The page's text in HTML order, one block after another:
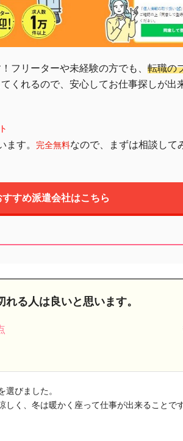
フリーターや未経験の方でも、 転職の
てくれるので、安心してお仕事探しが出
ます。 完全無料なので、まずは相談して
すすめ派遣会社はこちら
る人は良いと思います。
びました。
く、冬は暖かく座って仕事が出来ることです